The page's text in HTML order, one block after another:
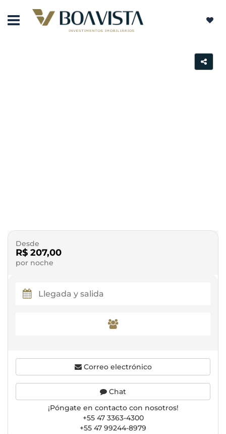
Desde
R$ 207,00
por noche
Correo electrónico
Chat
¡Póngate en contacto con nosotros!
+55 47 3363-4300
+55 47 99244-8979